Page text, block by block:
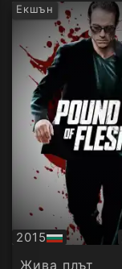
Екшън
2015
БГ
аудио
Жива плът